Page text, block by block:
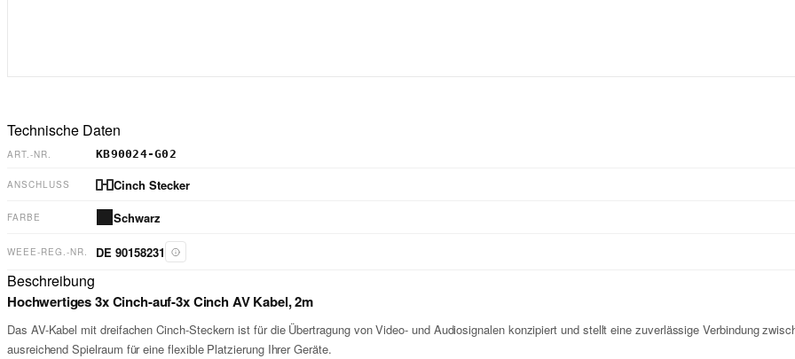
Technische Daten
ART.-NR. KB90024-G02
ANSCHLUSS Cinch Stecker
FARBE Schwarz
WEEE-REG.-NR. DE 90158231
Beschreibung
Hochwertiges 3x Cinch-auf-3x Cinch AV Kabel, 2m
Das AV-Kabel mit dreifachen Cinch-Steckern ist für die Übertragung von Video- und Audiosignalen konzipiert und stellt eine zuverlässige Verbindung
ausreichend Spielraum für eine flexible Platzierung Ihrer Geräte.